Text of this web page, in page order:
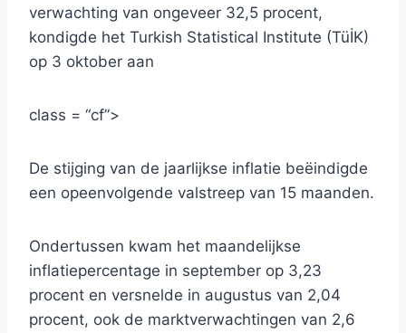
verwachting van ongeveer 32,5 procent,
kondigde het Turkish Statistical Institute (TüİK)
op 3 oktober aan
class = “cf”>
De stijging van de jaarlijkse inflatie beëindigde
een opeenvolgende valstreep van 15 maanden.
Ondertussen kwam het maandelijkse
inflatiepercentage in september op 3,23
procent en versnelde in augustus van 2,04
procent, ook de marktverwachtingen van 2,6